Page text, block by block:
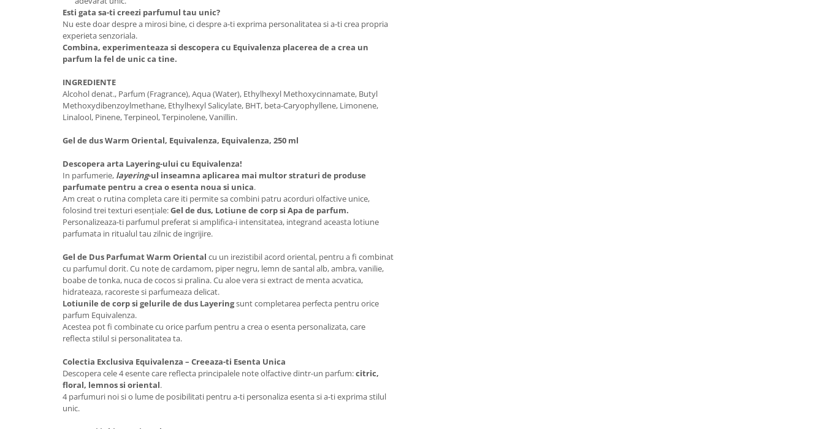
Esti gata sa-ti creezi parfumul tau unic?
Nu este doar despre a mirosi bine, ci despre a-ti exprima personalitatea si a-ti crea propria
experieta senzoriala.
Combina, experimenteaza si descopera cu Equivalenza placerea de a crea un
parfum la fel de unic ca tine.
INGREDIENTE
Alcohol denat., Parfum (Fragrance), Aqua (Water), Ethylhexyl Methoxycinnamate, Butyl
Methoxydibenzoylmethane, Ethylhexyl Salicylate, BHT, beta-Caryophyllene, Limonene,
Linalool, Pinene, Terpineol, Terpinolene, Vanillin.
Gel de dus Warm Oriental, Equivalenza, Equivalenza, 250 ml
Descopera arta Layering-ului cu Equivalenza!
In parfumerie, layering-ul inseamna aplicarea mai multor straturi de produse
parfumate pentru a crea o esenta noua si unica.
Am creat o rutina completa care iti permite sa combini patru acorduri olfactive unice,
folosind trei texturi esențiale:Gel de dus, Lotiune de corp si Apa de parfum.
Personalizeaza-ti parfumul preferat si amplifica-i intensitatea, integrand aceasta lotiune
parfumata in ritualul tau zilnic de ingrijire.
Gel de Dus ParfumatWarm Oriental cu un irezistibil acord oriental, pentru a fi combinat
cu parfumul dorit. Cu note de cardamom, piper negru, lemn de santal alb, ambra, vanilie,
boabe de tonka, nuca de cocos si pralina. Cu aloe vera si extract de menta acvatica,
hidrateaza, racoreste si parfumeaza delicat.
Lotiunile de corp si gelurile de dus Layeringsunt completarea perfecta pentru orice
parfum Equivalenza.
Acestea pot fi combinate cu orice parfum pentru a crea o esenta personalizata, care
reflecta stilul si personalitatea ta.
Colectia Exclusiva Equivalenza – Creeaza-ti Esenta Unica
Descopera cele 4 esente care reflecta principalele note olfactive dintr-un parfum:citric,
floral, lemnos si oriental.
4 parfumuri noi si o lume de posibilitati pentru a-ti personaliza esenta si a-ti exprima stilul
unic.